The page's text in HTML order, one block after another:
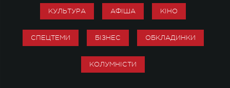
КУЛЬТУРА АФІША КІНО
СПЕЦТЕМИ БІЗНЕС ОБКЛАДИНКИ
КОЛУМНІСТИ